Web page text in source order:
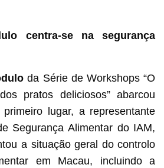
centra-se na segurança
da Série de Workshops “O
pratos deliciosos” abarcou
lugar, a representante
Segurança Alimentar do IAM,
a situação geral do controlo
em Macau, incluindo a